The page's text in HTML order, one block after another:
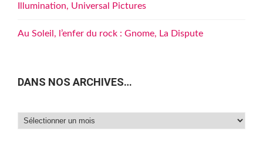
Illumination, Universal Pictures
Au Soleil, l’enfer du rock : Gnome, La Dispute
DANS NOS ARCHIVES…
Dans